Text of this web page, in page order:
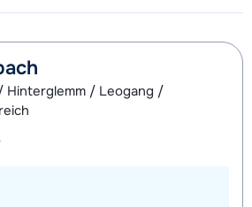
Hinterglemm / Leogang /